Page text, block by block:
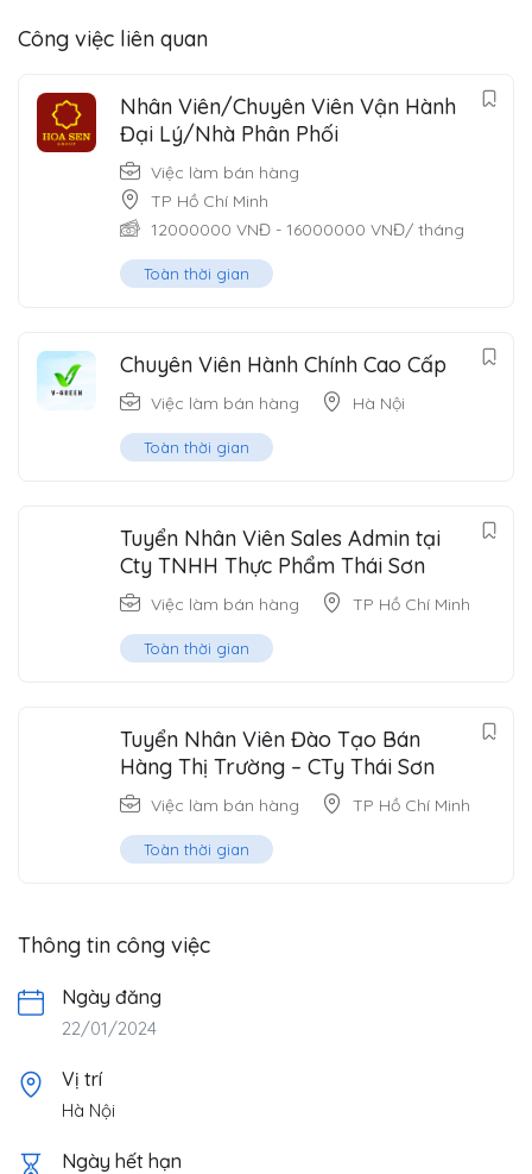
Công việc liên quan
Nhân Viên/Chuyên Viên Vận Hành
Đại Lý/Nhà Phân Phối
Việc làm bán hàng
TP Hồ Chí Minh
12000000 VNĐ - 16000000 VNĐ/ tháng
Toàn thời gian
Chuyên Viên Hành Chính Cao Cấp
Việc làm bán hàng Hà Nội
Toàn thời gian
Tuyển Nhân Viên Sales Admin tại
Cty TNHH Thực Phẩm Thái Sơn
Việc làm bán hàng TP Hồ Chí Minh
Toàn thời gian
Tuyển Nhân Viên Đào Tạo Bán
Hàng Thị Trường – CTy Thái Sơn
Việc làm bán hàng TP Hồ Chí Minh
Toàn thời gian
Thông tin công việc
Ngày đăng
22/01/2024
Vị trí
Hà Nội
Ngày hết hạn